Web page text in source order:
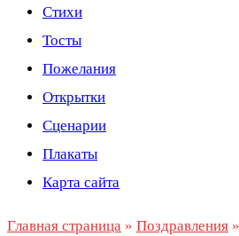
Стихи
Тосты
Пожелания
Открытки
Сценарии
Плакаты
Карта сайта
Главная страница » Поздравления »